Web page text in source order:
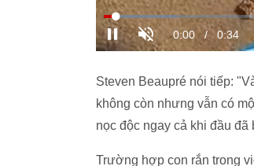
Steven Beaupré nói tiếp:
không còn nhưng vẫn có
nọc độc ngay cả khi đầu đã
Trường hợp con rắn trong